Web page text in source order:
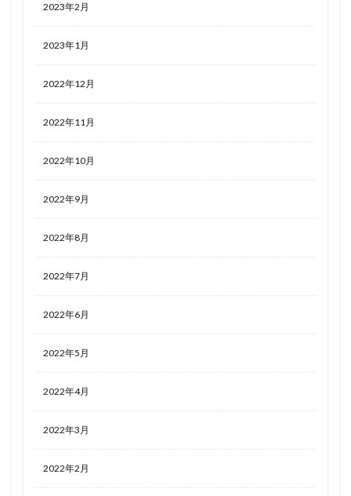
2023年2月
2023年1月
2022年12月
2022年11月
2022年10月
2022年9月
2022年8月
2022年7月
2022年6月
2022年5月
2022年4月
2022年3月
2022年2月